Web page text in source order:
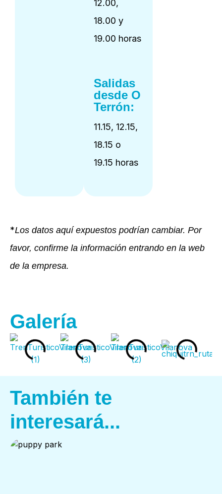
12.00,
18.00 y
19.00 horas
Salidas
desde O
Terrón:
11.15, 12.15,
18.15 o
19.15 horas
*Los datos aquí expuestos podrían cambiar. Por
favor, confirme la información entrando en la web
de la empresa.
Galería
También te
interesará...